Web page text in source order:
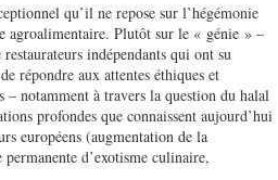
qu’il ne repose sur l’hégémonie
agroalimentaire. Plutôt sur le « génie » –
indépendants qui ont su
répondre aux attentes éthiques et
– notamment à travers la question du halal
profondes que connaissent aujourd’hui
européens (augmentation de la
d’exotisme culinaire,